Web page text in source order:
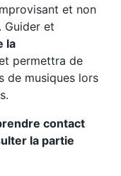
et non
Guider et
la
permettra de
de musiques lors
contact
la partie